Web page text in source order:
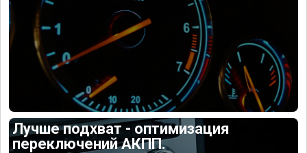
Лучше подхват - оптимизация
переключений АКПП.